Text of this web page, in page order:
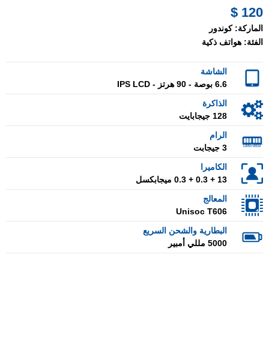
120 $
الماركة: كوندور
الفئة: هواتف ذكية
الشاشة
6.6 بوصة - 90 هرتز - IPS LCD
الذاكرة
128 جيجابايت
الرام
3 جيجابت
الكاميرا
13 + 0.3 + 0.3 ميجابكسل
المعالج
Unisoc T606
البطارية والشحن السريع
5000 مللي أمبير